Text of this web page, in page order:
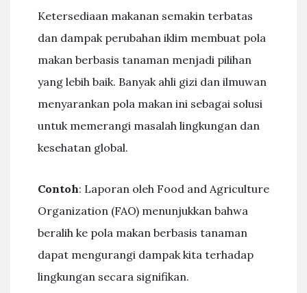
Ketersediaan makanan semakin terbatas
dan dampak perubahan iklim membuat pola
makan berbasis tanaman menjadi pilihan
yang lebih baik. Banyak ahli gizi dan ilmuwan
menyarankan pola makan ini sebagai solusi
untuk memerangi masalah lingkungan dan
kesehatan global.
Contoh: Laporan oleh Food and Agriculture
Organization (FAO) menunjukkan bahwa
beralih ke pola makan berbasis tanaman
dapat mengurangi dampak kita terhadap
lingkungan secara signifikan.